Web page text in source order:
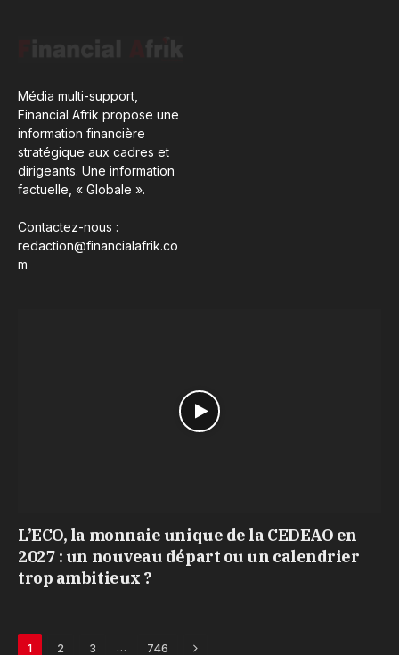
Média multi-support,
Financial Afrik propose une
information financière
stratégique aux cadres et
dirigeants. Une information
factuelle, « Globale ».
Contactez-nous :
redaction@financialafrik.co
m
L’ECO, la monnaie unique de la CEDEAO en
2027 : un nouveau départ ou un calendrier
trop ambitieux ?
1 2 3 … 746 Next